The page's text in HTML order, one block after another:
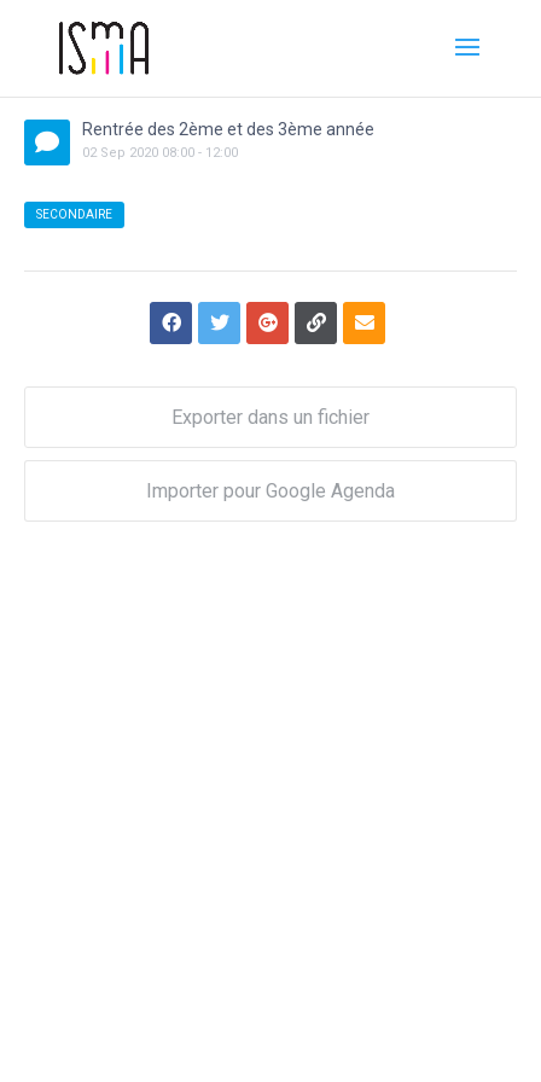
Rentrée des 2ème et des 3ème année
02 Sep 2020 08:00 - 12:00
SECONDAIRE
Exporter dans un fichier
Importer pour Google Agenda